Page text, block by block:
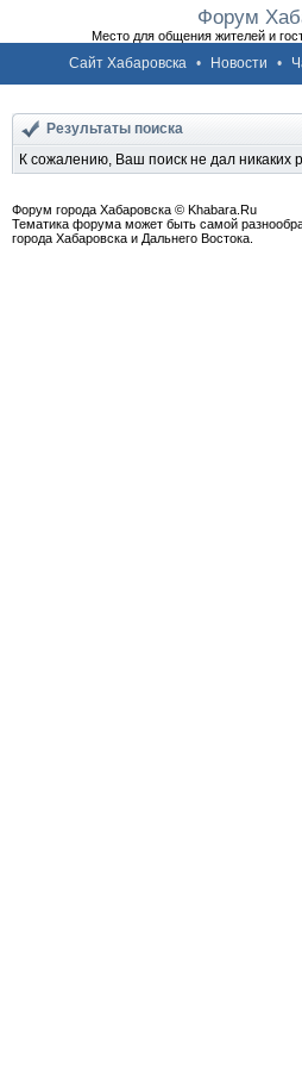
Форум
Место для общения жителей и
Сайт Хабаровска • Новости •
Результаты поиска
К сожалению, Ваш поиск не дал никаких
Форум города Хабаровска © Khabara.Ru
Тематика форума может быть самой
города Хабаровска и Дальнего Востока.